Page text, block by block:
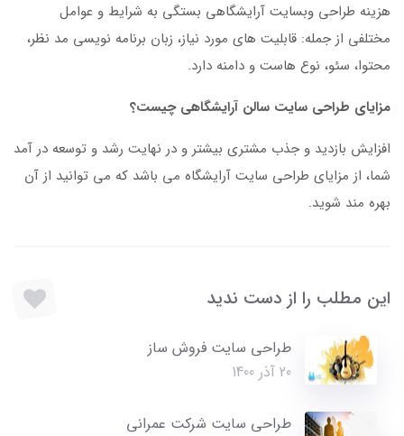
هزینه طراحی وبسایت آرایشگاهی بستگی به شرایط و عوامل
مختلفی از جمله: قابلیت های مورد نیاز، زبان برنامه نویسی مد نظر،
محتوا، سئو، نوع هاست و دامنه دارد.
مزایای طراحی سایت سالن آرایشگاهی چیست؟
افزایش بازدید و جذب مشتری بیشتر و در نهایت رشد و توسعه در آمد
شما، از مزایای طراحی سایت آرایشگاه می باشد که می توانید از آن
بهره مند شوید.
این مطلب را از دست ندید
طراحی سایت فروش ساز
20 آذر 1400
طراحی سایت شرکت عمرانی